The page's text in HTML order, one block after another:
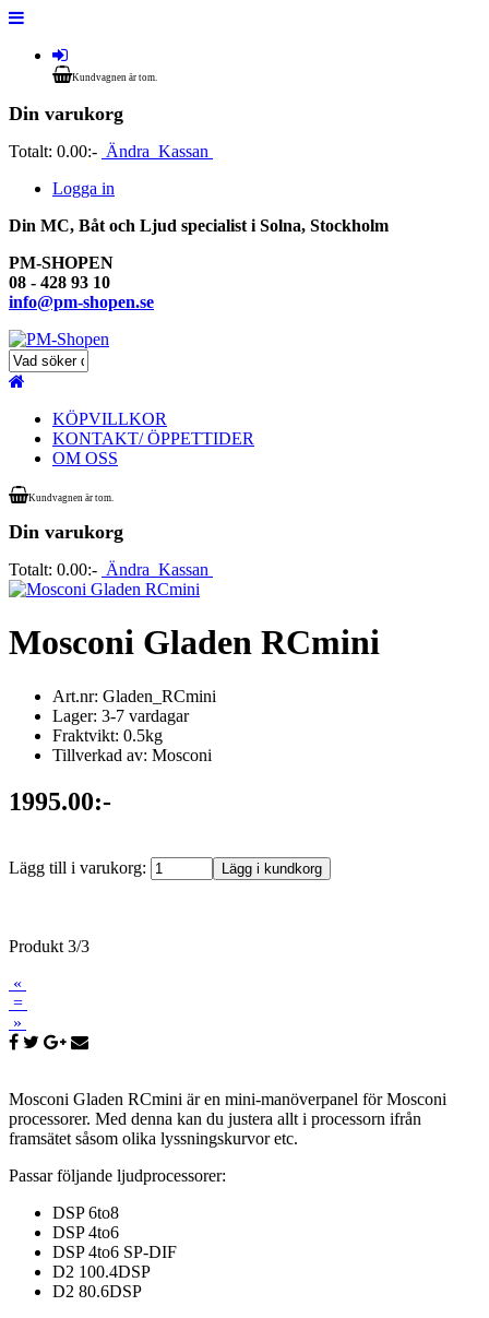
Kundvagnen är tom.
Din varukorg
Totalt: 0.00:- Ändra Kassan
Logga in
Din MC, Båt och Ljud specialist i Solna, Stockholm
PM-SHOPEN
08 - 428 93 10
info@pm-shopen.se
KÖPVILLKOR
KONTAKT/ ÖPPETTIDER
OM OSS
Kundvagnen är tom.
Din varukorg
Totalt: 0.00:- Ändra Kassan
Mosconi Gladen RCmini
Art.nr: Gladen_RCmini
Lager: 3-7 vardagar
Fraktvikt: 0.5kg
Tillverkad av: Mosconi
1995.00:-
Lägg till i varukorg:
Produkt 3/3
«
=
»
Mosconi Gladen RCmini är en mini-manöverpanel för Mosconi
processorer. Med denna kan du justera allt i processorn ifrån
framsätet såsom olika lyssningskurvor etc.
Passar följande ljudprocessorer:
DSP 6to8
DSP 4to6
DSP 4to6 SP-DIF
D2 100.4DSP
D2 80.6DSP